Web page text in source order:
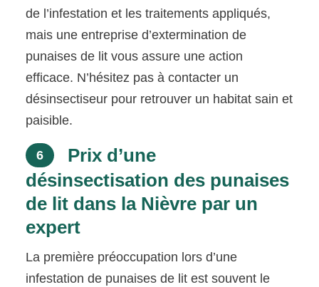
de l’infestation et les traitements appliqués,
mais une entreprise d’extermination de
punaises de lit vous assure une action
efficace. N’hésitez pas à contacter un
désinsectiseur pour retrouver un habitat sain et
paisible.
6
Prix d’une
désinsectisation des punaises
de lit dans la Nièvre par un
expert
La première préoccupation lors d’une
infestation de punaises de lit est souvent le